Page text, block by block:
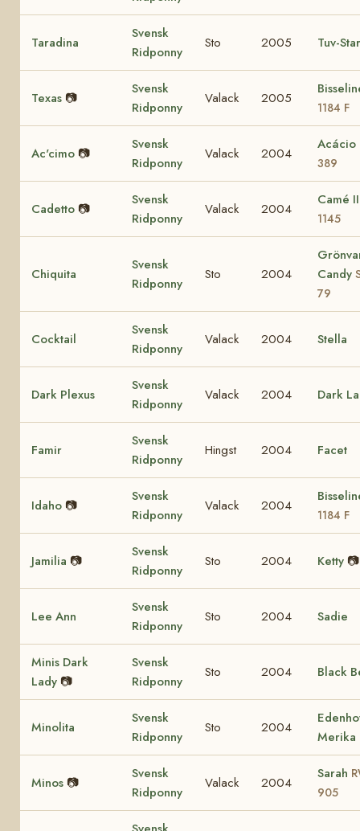
Taradina
Svensk
Ridponny
Sto 2005 Tuv-
Texas 📷
Svensk
Ridponny
Valack 2005
1184 F
Ac'cimo 📷
Svensk
Ridponny
Valack 2004
Acácio
389
Cadetto 📷
Svensk
Ridponny
Valack 2004
Camé
1145
Chiquita
Svensk
Ridponny
Sto 2004
Candy
79
Cocktail
Svensk
Ridponny
Valack 2004 Stella
Dark Plexus
Svensk
Ridponny
Valack 2004 Dark
Famir
Svensk
Ridponny
Hingst 2004 Facet
Idaho 📷
Svensk
Ridponny
Valack 2004
1184 F
Jamilia 📷
Svensk
Ridponny
Sto 2004 Ketty 📷
Lee Ann
Svensk
Ridponny
Sto 2004 Sadie
Minis Dark
Lady 📷
Svensk
Ridponny
Sto 2004 Black
Minolita
Svensk
Ridponny
Sto 2004
Merika
Minos 📷
Svensk
Ridponny
Valack 2004
Sarah
905